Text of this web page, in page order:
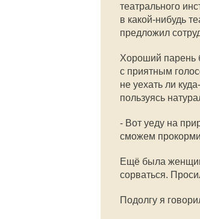
театрального
в какой-нибудь
предложил
Хороший парень
с приятным
не уехать ли
пользуясь
- Вот уеду на
сможем
Ещё была
сорваться.
Подолгу я